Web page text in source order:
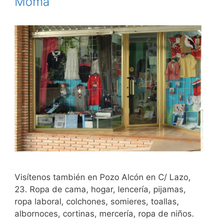
Visítenos también en Pozo Alcón en C/ Lazo,
23. Ropa de cama, hogar, lencería, pijamas,
ropa laboral, colchones, somieres, toallas,
albornoces, cortinas, mercería, ropa de niños.